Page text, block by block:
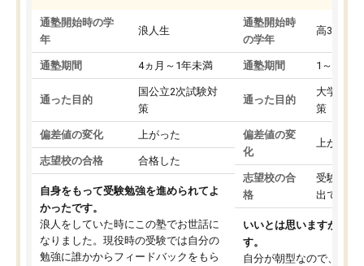
通塾開始時の学
年
浪人生
通塾期間 4ヵ月～1年未満
通った目的
国公立2次試験対
策
偏差値の変化 上がった
志望校の合格 合格した
自身をもって受験勉強を進められてよ
かったです。
浪人をしていた時にこの塾でお世話に
なりました。現役時の受験では自分の
勉強に誰かからフィードバックをもら
通塾開始時
の学年
高3
通塾期間 1～3ヵ月
通った目的
大学入学
策
偏差値の変
化
上がった
志望校の合
格
受験して
出ていな
いいとは思いますが、料
す。
自分が朝型なので、自習